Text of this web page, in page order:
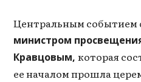
Центральным событием
министром
Кравцовым,которая
ее началом прошла